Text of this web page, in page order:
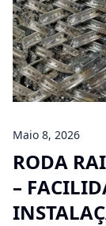
Maio 8, 2026
RODA
–